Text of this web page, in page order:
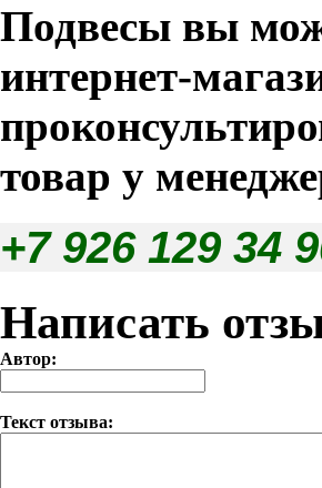
Подвесы вы
интернет-
товар у
+7 926 129 34
Написать
Автор:
Текст отзыва: